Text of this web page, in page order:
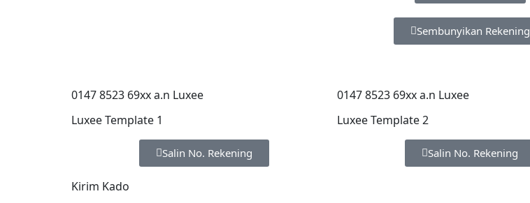
Sembunyikan Rekening
0147 8523 69xx a.n Luxee
Luxee Template 1
Salin No. Rekening
0147 8523 69xx a.n Luxee
Luxee Template 2
Salin No. Rekening
Kirim Kado